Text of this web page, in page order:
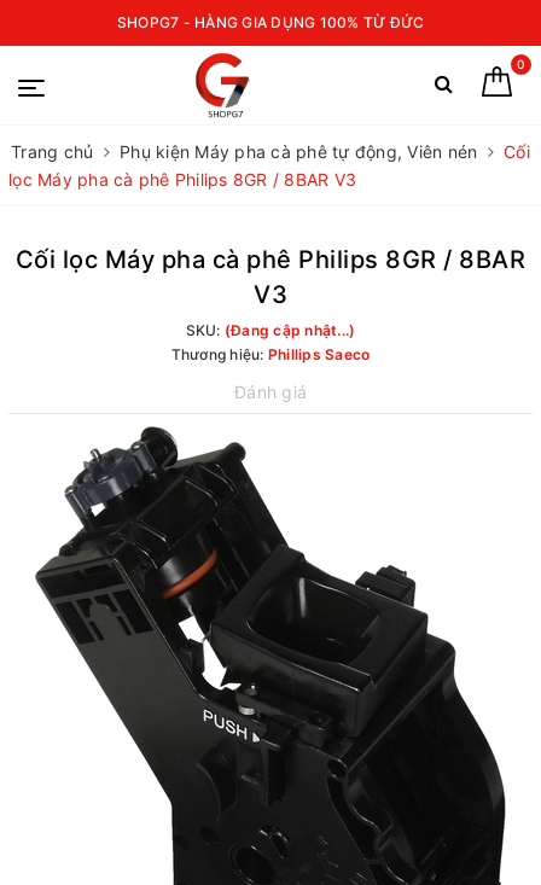
SHOPG7 - HÀNG GIA DỤNG 100% TỪ ĐỨC
0
Trang chủ Phụ kiện Máy pha cà phê tự động, Viên nén
Cối
lọc Máy pha cà phê Philips 8GR / 8BAR V3
Cối lọc Máy pha cà phê Philips 8GR / 8BAR
V3
SKU: (Đang cập nhật...)
Thương hiệu: Phillips Saeco
Đánh giá